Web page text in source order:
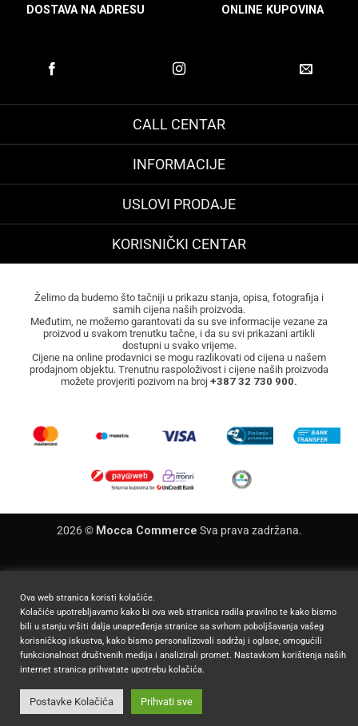
DOSTAVA NA ADRESU ONLINE KUPOVINA
CALL CENTAR
INFORMACIJE
USLOVI PRODAJE
KORISNIČKI CENTAR
Želimo da budemo što tačniji u prikazu stanja, opisa, fotografija i
samih cijena naših proizvoda.
Međutim, ne možemo garantovati da su sve informacije vezane za
proizvod u svakom trenutku tačne, i da su svi prikazani artikli
dostupni u svako vrijeme.
Cijene na online prodavnici se mogu razlikovati od cijena u našem
prodajnom objektu. Trenutnu raspoloživost i cijene naših proizvoda
možete provjeriti pozivom na broj +387 32 730 900.
2026 © Mocca Commerce Sva prava zadržana.
Ova web stranica koristi kolačiće.
Kolačiće upotrebljavamo kako bi ova web stranica radila pravilno te kako bismo
bili u stanju vršiti dalja unapređenja stranice sa svrhom poboljšavanja vašeg
korisničkog iskustva, kako bismo personalizovali sadržaj i oglase, omogućili
funkcionalnost društvenih medija i analizirali promet. Nastavkom korištenja naših
internet stranica prihvatate upotrebu kolačića.
Postavke Kolačića Prihvati sve